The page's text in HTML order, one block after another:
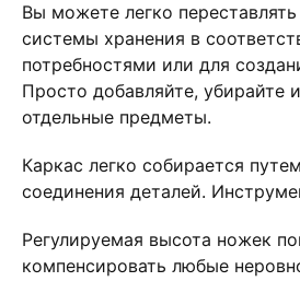
Вы можете легко
системы хранения в
потребностями или для
Просто добавляйте, убирайте
отдельные предметы.
Каркас легко собирается
соединения деталей.
Регулируемая высота ножек
компенсировать любые